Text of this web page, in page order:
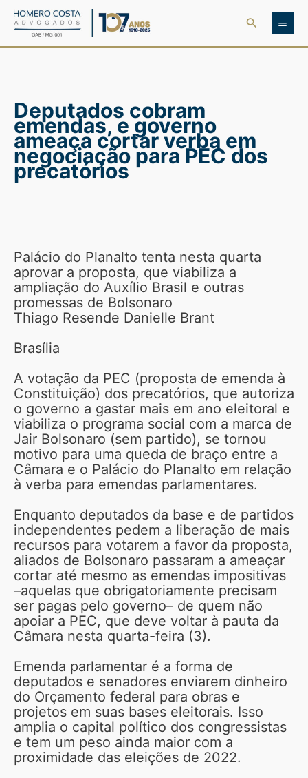
para
Pesquisar
Deputados cobram
emendas, e governo
ameaça cortar verba em
negociação para PEC dos
precatórios
Palácio do Planalto tenta nesta quarta
aprovar a proposta, que viabiliza a
ampliação do Auxílio Brasil e outras
promessas de Bolsonaro
Thiago Resende Danielle Brant
Brasília
A votação da PEC (proposta de emenda à
Constituição) dos precatórios, que autoriza
o governo a gastar mais em ano eleitoral e
viabiliza o programa social com a marca de
Jair Bolsonaro (sem partido), se tornou
motivo para uma queda de braço entre a
Câmara e o Palácio do Planalto em relação
à verba para emendas parlamentares.
Enquanto deputados da base e de partidos
independentes pedem a liberação de mais
recursos para votarem a favor da proposta,
aliados de Bolsonaro passaram a ameaçar
cortar até mesmo as emendas impositivas
–aquelas que obrigatoriamente precisam
ser pagas pelo governo– de quem não
apoiar a PEC, que deve voltar à pauta da
Câmara nesta quarta-feira (3).
Emenda parlamentar é a forma de
deputados e senadores enviarem dinheiro
do Orçamento federal para obras e
projetos em suas bases eleitorais. Isso
amplia o capital político dos congressistas
e tem um peso ainda maior com a
proximidade das eleições de 2022.